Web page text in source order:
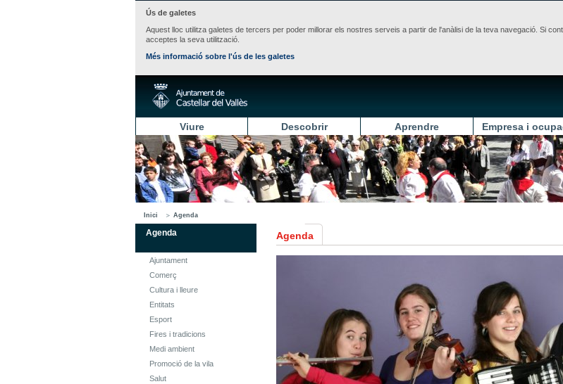
Ús de galetes
Aquest lloc utilitza galetes de tercers per poder millorar els nostres serveis a partir de l'anàlisi de la teva navegació. Si
acceptes la seva utilització.
Més informació sobre l'ús de les galetes
Viure Descobrir Aprendre Empresa i
Inici Agenda
Agenda
Ajuntament
Comerç
Cultura i lleure
Entitats
Esport
Fires i tradicions
Medi ambient
Promoció de la vila
Salut
Agenda